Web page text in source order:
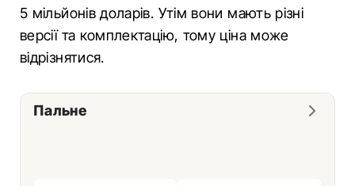
5 мільйонів доларів. Утім вони мають різні
версії та комплектацію, тому ціна може
відрізнятися.
Пальне